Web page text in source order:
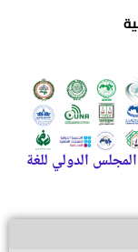
الدولي للغة